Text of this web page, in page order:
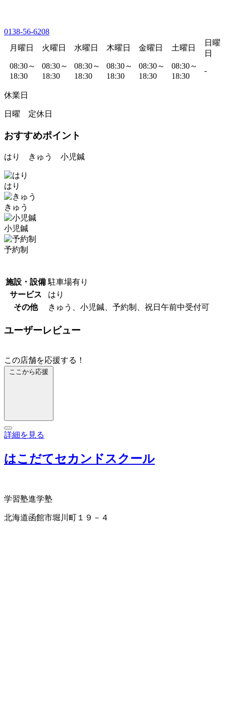
0138-56-6208
月曜日
火曜日 水曜日 木曜日 金曜日 土曜日
日曜
日
08:30～
18:30
08:30～
18:30
08:30～
18:30
08:30～
18:30
08:30～
18:30
08:30～
18:30
-
休業日
日曜 定休日
おすすめポイント
はり きゅう 小児鍼
はり
きゅう
小児鍼
予約制
施設・設備 駐車場有り
サービス
はり
その他
きゅう、小児鍼、予約制、祝日午前中受付可
ユーザーレビュー
この店舗を応援する！
ここから応援
詳細を見る
はこだてセカンドスクール
学習塾進学塾
北海道函館市堀川町１９－４